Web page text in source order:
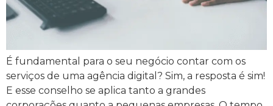
É fundamental para o seu negócio contar com os
serviços de uma agência digital? Sim, a resposta é sim!
E esse conselho se aplica tanto a grandes